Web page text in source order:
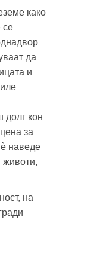
како
се
да
и
долг кон
за
наведе
животи,
на